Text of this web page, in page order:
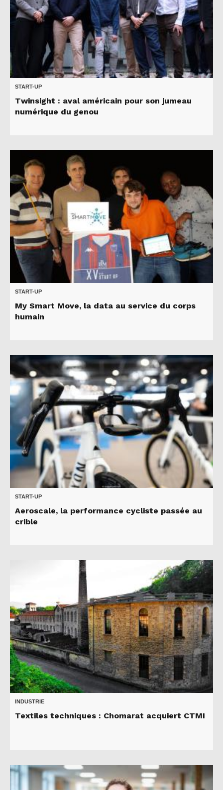
START-UP
Twinsight : aval américain pour son jumeau
numérique du genou
START-UP
My Smart Move, la data au service du corps
humain
START-UP
Aeroscale, la performance cycliste passée au
crible
INDUSTRIE
Textiles techniques : Chomarat acquiert CTMI